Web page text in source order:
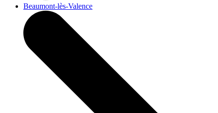
Beaumont-lès-Valence